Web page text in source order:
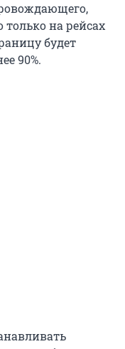
только на рейсах
будет
90%.